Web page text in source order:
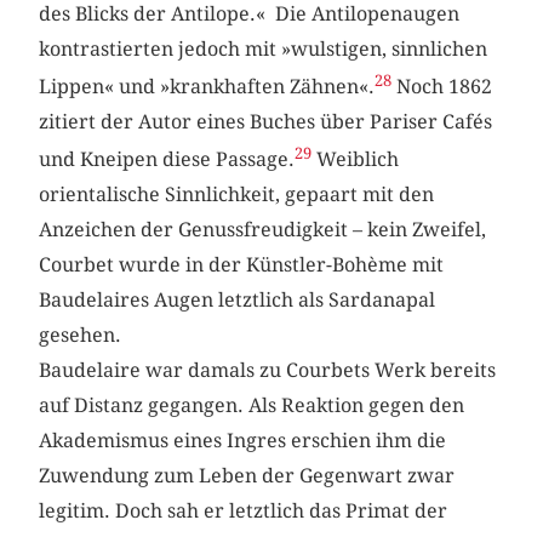
des Blicks der Antilope.« Die Antilopenaugen
kontrastierten jedoch mit »wulstigen, sinnlichen
Lippen« und »krankhaften Zähnen«.28 Noch 1862
zitiert der Autor eines Buches über Pariser Cafés
und Kneipen diese Passage.29 Weiblich
orientalische Sinnlichkeit, gepaart mit den
Anzeichen der Genussfreudigkeit – kein Zweifel,
Courbet wurde in der Künstler-Bohème mit
Baudelaires Augen letztlich als Sardanapal
gesehen.
Baudelaire war damals zu Courbets Werk bereits
auf Distanz gegangen. Als Reaktion gegen den
Akademismus eines Ingres erschien ihm die
Zuwendung zum Leben der Gegenwart zwar
legitim. Doch sah er letztlich das Primat der